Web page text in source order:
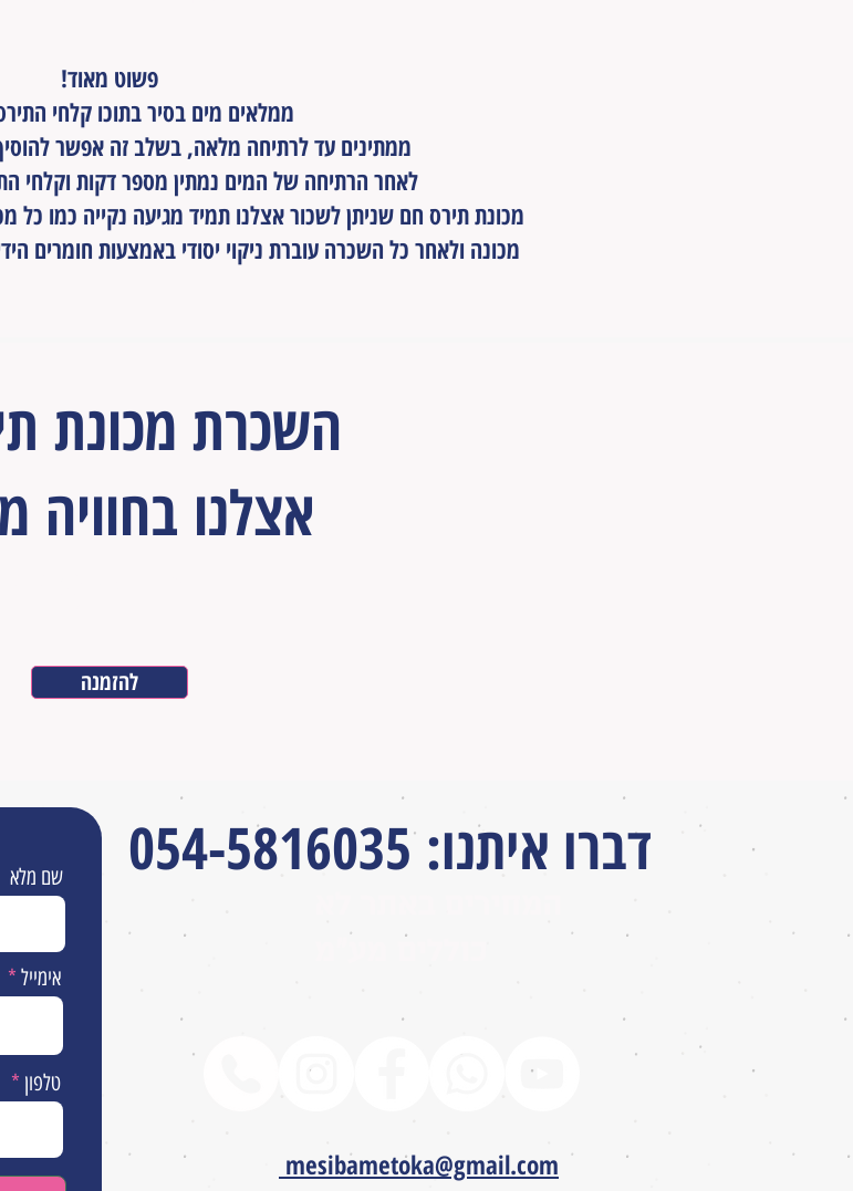
פשוט מאוד!
ממלאים מים בסיר בתוכו קלחי
ממתינים עד לרתיחה מלאה, בשלב זה אפשר
לאחר הרתיחה של המים נמתין מספר דקות וקלחי
מכונת תירס חם שניתן לשכור אצלנו תמיד מגיעה נקייה כמו כל
מכונה ולאחר כל השכרה עוברת ניקוי יסודי באמצעות חומרים
השכרת מכונת
אצלנו בחוויה
להזמנה
שם מלא
אימייל
טלפון
דברו איתנו:
054-5816035
mesibametoka@gmail.com